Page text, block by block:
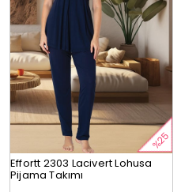
%25
Effortt 2303 Lacivert Lohusa
Pijama Takımı